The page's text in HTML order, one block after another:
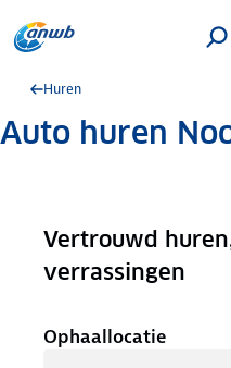
Huren
Auto huren
Vertrouwd
verrassingen
Ophaallocatie